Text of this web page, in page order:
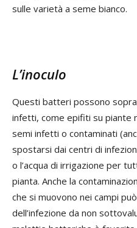
sulle varietà a seme bianco.
L’inoculo
Questi batteri possono
infetti, come epifiti su piante
semi infetti o contaminati
spostarsi dai centri di
o l’acqua di irrigazione per
pianta. Anche la
che si muovono nei campi
dell’infezione da non